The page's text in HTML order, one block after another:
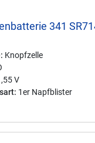
341
Knopfzelle
V
1er Napfblister